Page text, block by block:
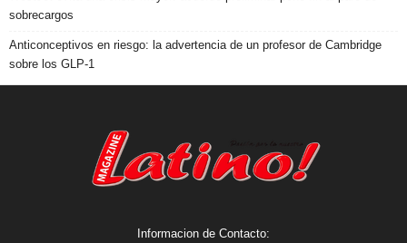
sobrecargos
Anticonceptivos en riesgo: la advertencia de un profesor de Cambridge
sobre los GLP-1
Informacion de Contacto: